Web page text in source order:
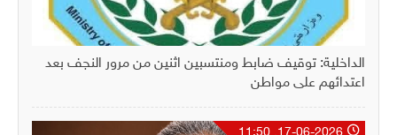
الداخلية: توقيف ضابط ومنتسبين اثنين من مرور النجف بعد
اعتدائهم على مواطن